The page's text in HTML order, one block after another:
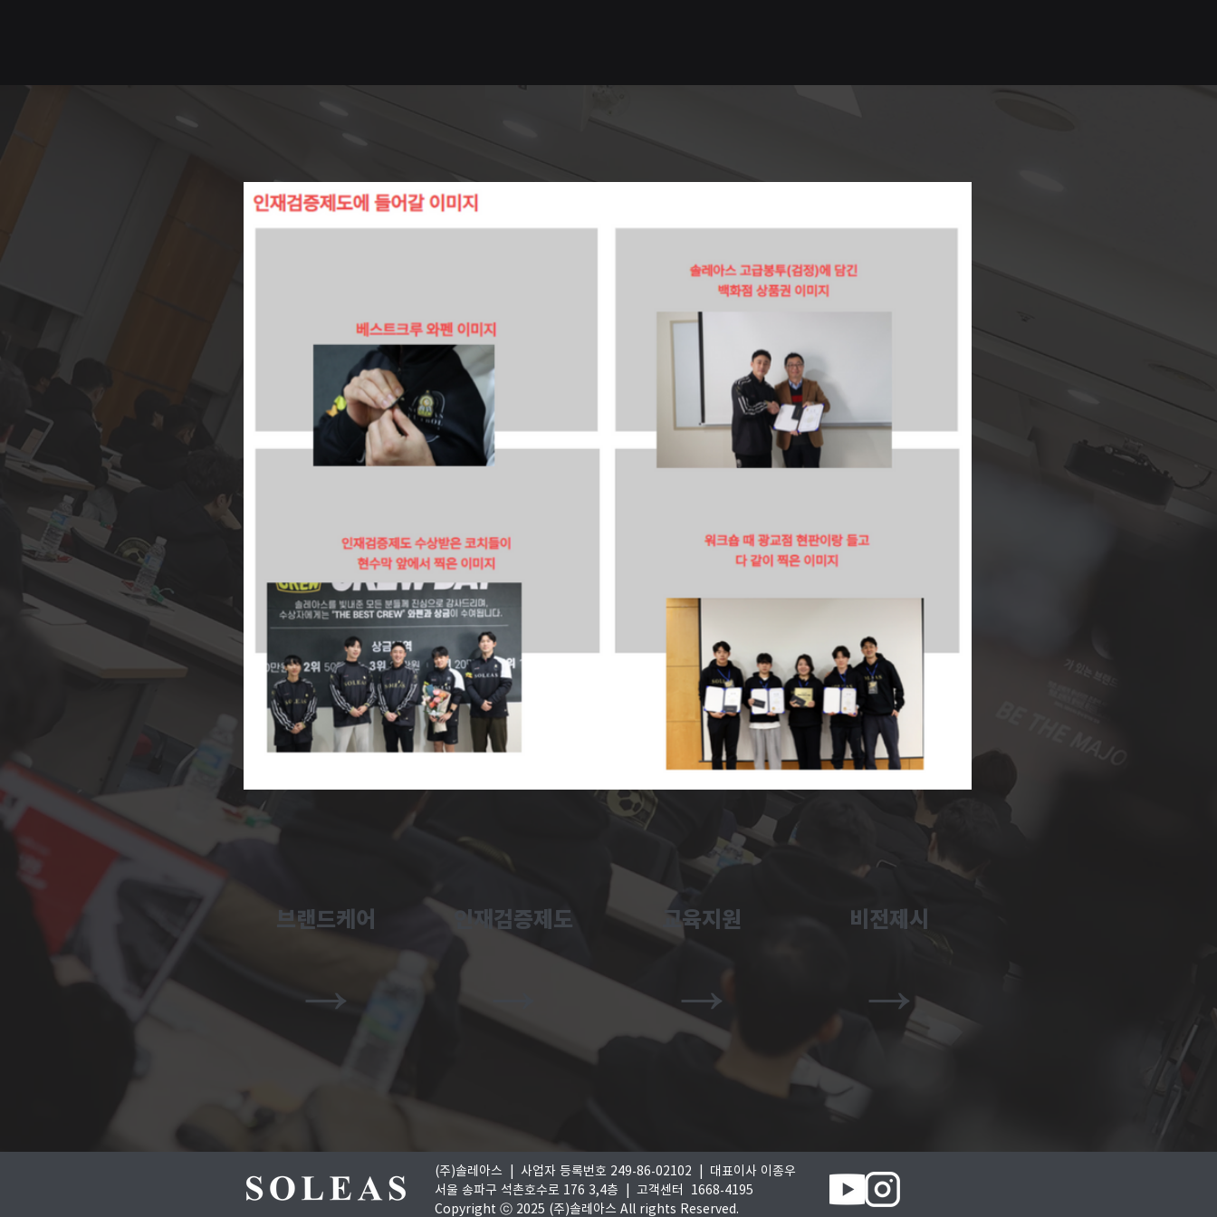
브랜드케어
→
인재검증제도
→
교육지원
→
비전제시
→
(주)솔레아스 | 사업자 등록번호 249-86-02102 | 대표이사 이종우
서울 송파구 석촌호수로 176 3,4층 | 고객센터 1668-4195
Copyright ⓒ 2025 (주)솔레아스 All rights Reserved.